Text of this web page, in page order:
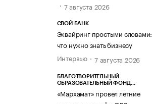
7 августа 2026
СВОЙ БАНК
Эквайринг простыми словами:
что нужно знать бизнесу
Интервью
7 августа 2026
БЛАГОТВОРИТЕЛЬНЫЙ
ОБРАЗОВАТЕЛЬНЫЙ ФОНД
«Мархамат» провел летние